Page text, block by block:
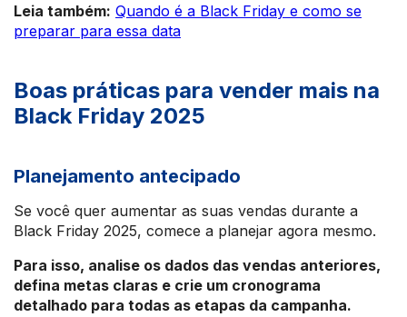
Leia também: Quando é a Black Friday e como se
preparar para essa data
Boas práticas para vender mais na
Black Friday 2025
Planejamento antecipado
Se você quer aumentar as suas vendas durante a
Black Friday 2025, comece a planejar agora mesmo.
Para isso, analise os dados das vendas anteriores,
defina metas claras e crie um cronograma
detalhado para todas as etapas da campanha.